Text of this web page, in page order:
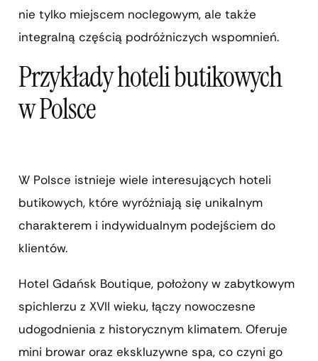
nie tylko miejscem noclegowym, ale także
integralną częścią podróżniczych wspomnień.
Przykłady hoteli butikowych
w Polsce
W Polsce istnieje wiele interesujących hoteli
butikowych, które wyróżniają się unikalnym
charakterem i indywidualnym podejściem do
klientów.
Hotel Gdańsk Boutique, położony w zabytkowym
spichlerzu z XVII wieku, łączy nowoczesne
udogodnienia z historycznym klimatem. Oferuje
mini browar oraz ekskluzywne spa, co czyni go